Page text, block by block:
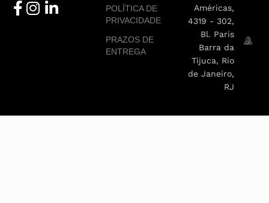
POLÍTICA DE
PRIVACIDADE
PRAZOS DE
ENTREGA
Américas,
4319 - 302,
Bl. Paris
Barra da
Tijuca, Rio
de Janeiro,
RJ